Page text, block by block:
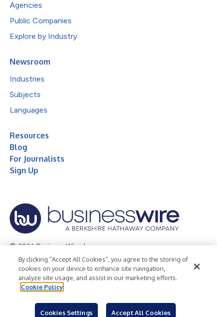
Agencies
Public Companies
Explore by Industry
Newsroom
Industries
Subjects
Languages
Resources
Blog
For Journalists
Sign Up
© 2026 Business Wire, Inc.
Privacy Policy Cookie Policy
Accessibility Statement
Terms of Use
Legal
By clicking “Accept All Cookies”, you agree to the storing of
cookies on your device to enhance site navigation,
analyze site usage, and assist in our marketing efforts.
Cookie Policy
Cookies Settings Accept All Cookies